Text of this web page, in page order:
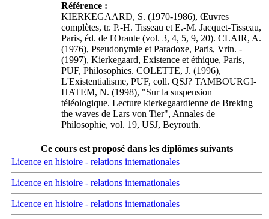
Référence :
KIERKEGAARD, S. (1970-1986), Œuvres
complètes, tr. P.-H. Tisseau et E.-M. Jacquet-Tisseau,
Paris, éd. de l'Orante (vol. 3, 4, 5, 9, 20). CLAIR, A.
(1976), Pseudonymie et Paradoxe, Paris, Vrin. -
(1997), Kierkegaard, Existence et éthique, Paris,
PUF, Philosophies. COLETTE, J. (1996),
L'Existentialisme, PUF, coll. QSJ? TAMBOURGI-
HATEM, N. (1998), "Sur la suspension
téléologique. Lecture kierkegaardienne de Breking
the waves de Lars von Tier", Annales de
Philosophie, vol. 19, USJ, Beyrouth.
Ce cours est proposé dans les diplômes suivants
Licence en histoire - relations internationales
Licence en histoire - relations internationales
Licence en histoire - relations internationales